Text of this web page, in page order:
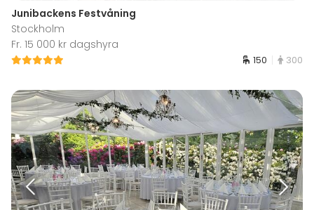
Junibackens Festvåning
Stockholm
Fr. 15 000 kr dagshyra
150 300